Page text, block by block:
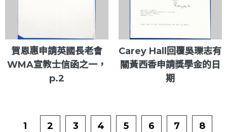
賀恩惠申請英國長老會
WMA宣教士信函之一，
p.2
Carey Hall回覆吳瓅志有
關黃西香申請獎學金的日
期
1 2 3 4 5 6 7
8